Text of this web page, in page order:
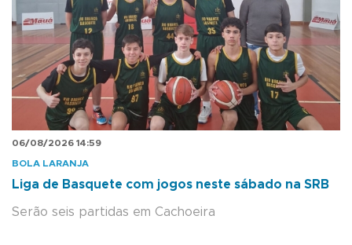
06/08/2026 14:59
BOLA LARANJA
Liga de Basquete com jogos neste sábado na SRB
Serão seis partidas em Cachoeira